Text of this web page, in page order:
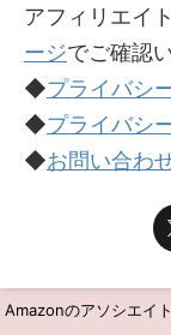
アフィリエイ
ージでご確認
◆プライバシ
◆プライバシ
◆お問い合わ
Amazonのアソシエイ